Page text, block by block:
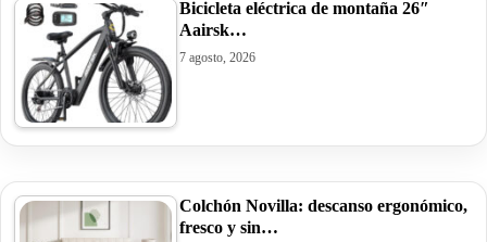
Bicicleta eléctrica de montaña 26″
Aairsk…
7 agosto, 2026
Colchón Novilla: descanso ergonómico,
fresco y sin…